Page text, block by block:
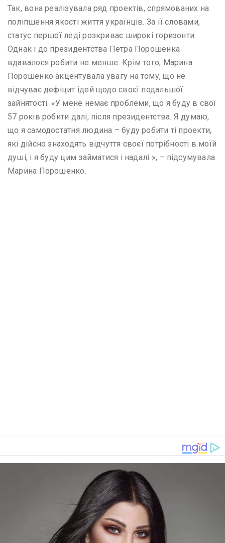
Так, вона реалізувала ряд проектів, спрямованих на
поліпшення якості життя українців. За її словами,
статус першої леді розкриває широкі горизонти.
Однак і до президентства Петра Порошенка
вдавалося робити не менше. Крім того, Марина
Порошенко акцентувала увагу на тому, що не
відчуває дефіцит ідей щодо своєї подальшої
зайнятості. «У мене немає проблеми, що я буду в свої
57 років робити далі, після президентства. Я думаю,
що я самодостатня людина – буду робити ті проекти,
які дійсно знаходять відчуття своєї потрібності в моїй
душі, і я буду цим займатися і надалі », – підсумувала
Марина Порошенко.